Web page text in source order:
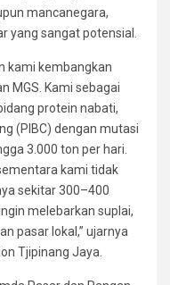
mancanegara,
yang sangat potensial.
kami kembangkan
MGS. Kami sebagai
protein nabati,
(PIBC) dengan mutasi
3.000 ton per hari.
kami tidak
sekitar 300–400
melebarkan suplai,
pasar lokal,” ujarnya
Tjipinang Jaya.